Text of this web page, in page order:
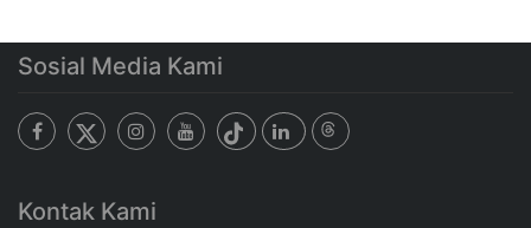
Sosial Media Kami
Kontak Kami